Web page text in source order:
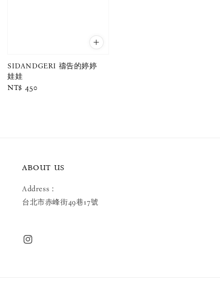
SIDANDGERI 禱告的婷婷
娃娃
Regular
NT$ 450
ABOUT US
Address：
台北市赤峰街49巷17號